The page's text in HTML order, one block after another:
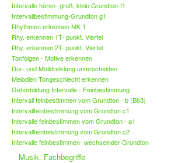
Intervalle hören- groß, klein Grundton-f1
Intervallbestimmung-Grundton g1
Rhythmen erkennen MK 1
Rhy. erkennen 1T- punkt. Viertel
Rhy. erkennen 2T- punkt. Viertel
Tonfolgen - Motive erkennen
Dur- und Molldreiklang unterscheiden
Melodien Tongeschlecht erkennen
Gehörbildung Intervalle - Feinbestimmung
Intervall feinbestimmen vom Grundton - b (Bb3)
Intervallfeinbestimmung vom Grundton c1
Intervalle feinbestimmen vom Grundton - a1
Intervallfeinbestimmung vom Grundton c2
Intervalle feinbestimmen- wechselnder Grundton
Musik. Fachbegriffe